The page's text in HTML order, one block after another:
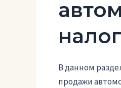
налог
В данном
продажи